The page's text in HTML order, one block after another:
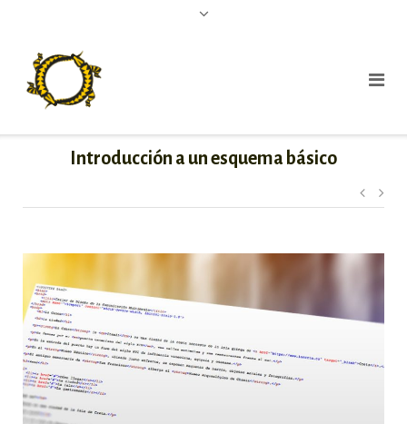
Introducción a un esquema básico